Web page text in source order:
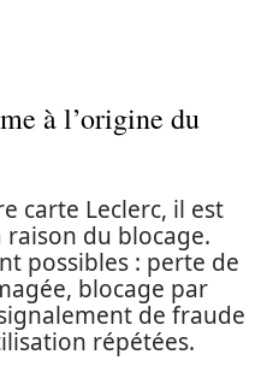
à l’origine du
carte Leclerc, il est
raison du blocage.
possibles : perte de
blocage par
de fraude
répétées.